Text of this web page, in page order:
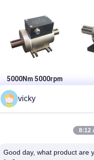
5000Nm 5000rpm
RS232 ডিজিটাল টর্ক
মিটার
vicky
8:12
Good day, what product are